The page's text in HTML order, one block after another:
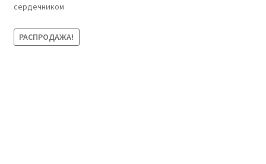
сердечником
РАСПРОДАЖА!